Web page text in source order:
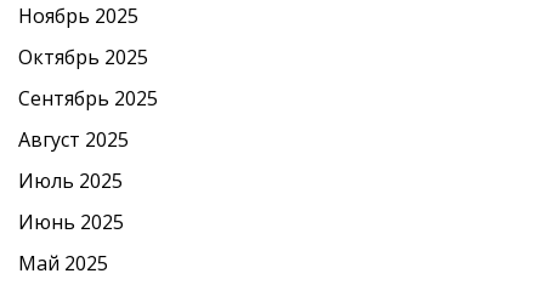
Ноябрь 2025
Октябрь 2025
Сентябрь 2025
Август 2025
Июль 2025
Июнь 2025
Май 2025